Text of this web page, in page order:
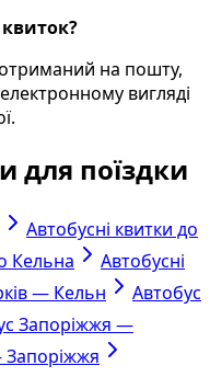
на пошту,
вигляді
для поїздки
Автобусні квитки до
Кельна
Автобусні
— Кельн
Автобус
Запоріжжя —